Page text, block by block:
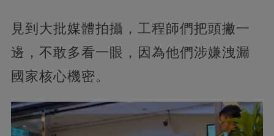
見到大批媒體拍攝，工程師們把頭撇一
邊，不敢多看一眼，因為他們涉嫌洩漏
國家核心機密。